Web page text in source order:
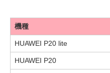
機種
HUAWEI P20 lite
HUAWEI P20